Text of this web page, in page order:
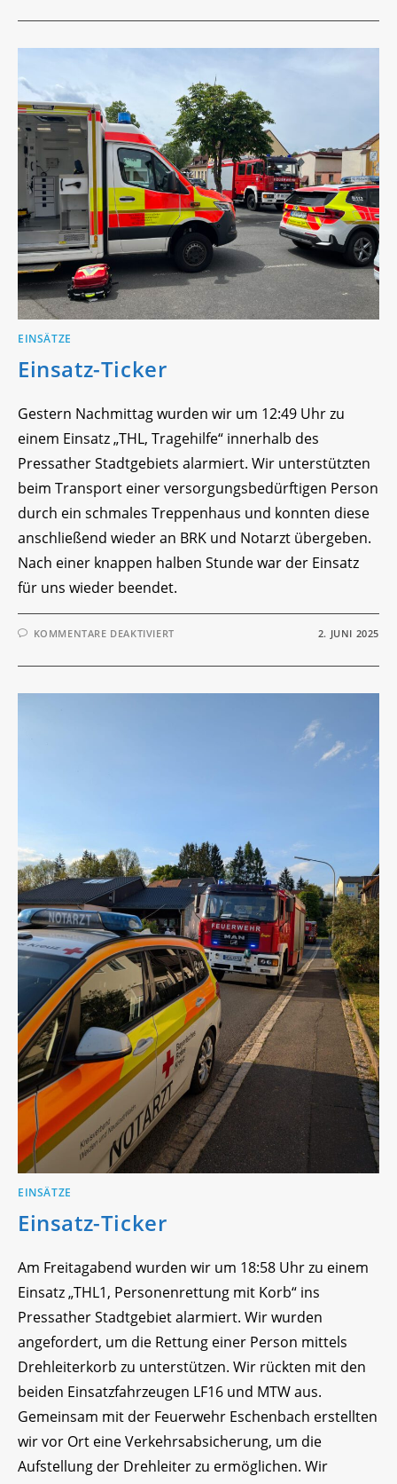
EINSÄTZE
Einsatz-Ticker
Gestern Nachmittag wurden wir um 12:49 Uhr zu
einem Einsatz „THL, Tragehilfe“ innerhalb des
Pressather Stadtgebiets alarmiert. Wir unterstützten
beim Transport einer versorgungsbedürftigen Person
durch ein schmales Treppenhaus und konnten diese
anschließend wieder an BRK und Notarzt übergeben.
Nach einer knappen halben Stunde war der Einsatz
für uns wieder beendet.
KOMMENTARE DEAKTIVIERTFÜR 2. JUNI 2025
EINSÄTZE
Einsatz-Ticker
Am Freitagabend wurden wir um 18:58 Uhr zu einem
Einsatz „THL1, Personenrettung mit Korb“ ins
Pressather Stadtgebiet alarmiert. Wir wurden
angefordert, um die Rettung einer Person mittels
Drehleiterkorb zu unterstützen. Wir rückten mit den
beiden Einsatzfahrzeugen LF16 und MTW aus.
Gemeinsam mit der Feuerwehr Eschenbach erstellten
wir vor Ort eine Verkehrsabsicherung, um die
Aufstellung der Drehleiter zu ermöglichen. Wir